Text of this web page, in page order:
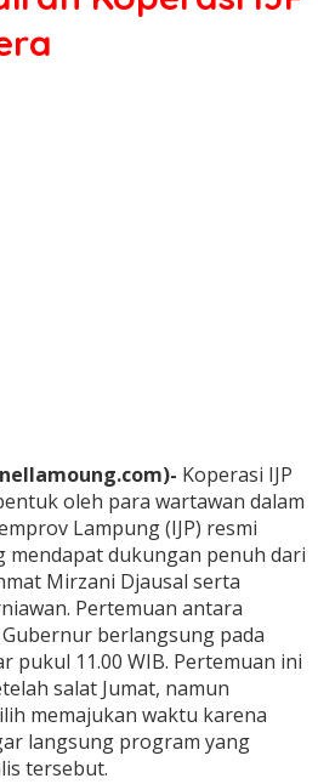
Koperasi IJP
oleh para wartawan dalam
Lampung (IJP) resmi
dukungan penuh dari
Mirzani Djausal serta
Pertemuan antara
berlangsung pada
pukul 11.00 WIB. Pertemuan ini
salat Jumat, namun
memajukan waktu karena
langsung program yang
tersebut.